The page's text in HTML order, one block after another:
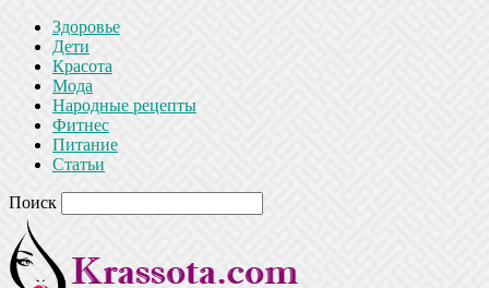
Здоровье
Дети
Красота
Мода
Народные рецепты
Фитнес
Питание
Статьи
Поиск